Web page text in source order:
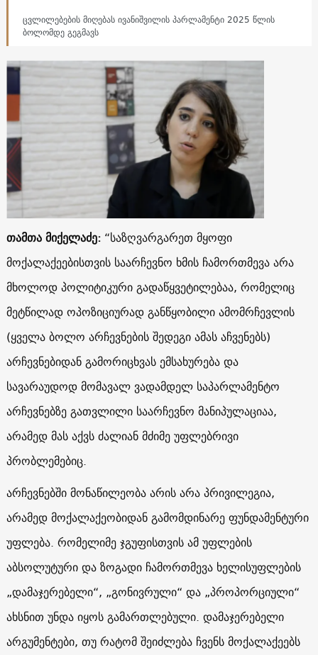
ცვლილებების მიღებას ივანიშვილის პარლამენტი 2025 წლის
ბოლომდე გეგმავს
თამთა მიქელაძე:“საზღვარგარეთ მყოფი
მოქალაქეებისთვის საარჩევნო ხმის ჩამორთმევა არა
მხოლოდ პოლიტიკური გადაწყვეტილებაა, რომელიც
მეტწილად ოპოზიციურად განწყობილი ამომრჩევლის
(ყველა ბოლო არჩევნების შედეგი ამას აჩვენებს)
არჩევნებიდან გამორიცხვას ემსახურება და
სავარაუდოდ მომავალ ვადამდელ საპარლამენტო
არჩევნებზე გათვლილი საარჩევნო მანიპულაციაა,
არამედ მას აქვს ძალიან მძიმე უფლებრივი
პრობლემებიც.
არჩევნებში მონაწილეობა არის არა პრივილეგია,
არამედ მოქალაქეობიდანგამომდინარე ფუნდამენტური
უფლება. რომელიმე ჯგუფისთვის ამ უფლების
აბსოლუტური და ზოგადი ჩამორთმევა ხელისუფლების
„დამაჯერებელი“, „გონივრული“ და „პროპორციული“
ახსნით უნდა იყოს გამართლებული. დამაჯერებელი
არგუმენტები, თუ რატომ შეიძლება ჩვენს მოქალაქეებს